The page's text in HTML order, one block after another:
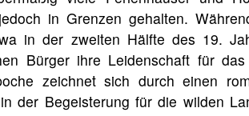
in Grenzen gehalten.
in der zweiten Hälfte des 19.
Bürger ihre Leidenschaft für
zeichnet sich durch einen
der Begeisterung für die wilden